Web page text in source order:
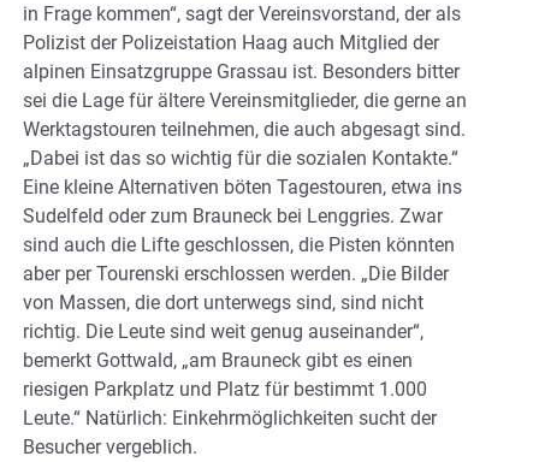
in Frage kommen“, sagt der Vereinsvorstand, der als
Polizist der Polizeistation Haag auch Mitglied der
alpinen Einsatzgruppe Grassau ist. Besonders bitter
sei die Lage für ältere Vereinsmitglieder, die gerne an
Werktagstouren teilnehmen, die auch abgesagt sind.
„Dabei ist das so wichtig für die sozialen Kontakte.“
Eine kleine Alternativen böten Tagestouren, etwa ins
Sudelfeld oder zum Brauneck bei Lenggries. Zwar
sind auch die Lifte geschlossen, die Pisten könnten
aber per Tourenski erschlossen werden. „Die Bilder
von Massen, die dort unterwegs sind, sind nicht
richtig. Die Leute sind weit genug auseinander“,
bemerkt Gottwald, „am Brauneck gibt es einen
riesigen Parkplatz und Platz für bestimmt 1.000
Leute.“ Natürlich: Einkehrmöglichkeiten sucht der
Besucher vergeblich.